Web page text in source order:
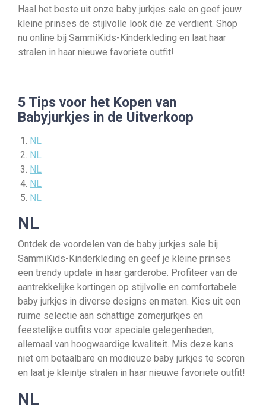
Haal het beste uit onze baby jurkjes sale en geef jouw
kleine prinses de stijlvolle look die ze verdient. Shop
nu online bij SammiKids-Kinderkleding en laat haar
stralen in haar nieuwe favoriete outfit!
5 Tips voor het Kopen van
Babyjurkjes in de Uitverkoop
NL
NL
NL
NL
NL
NL
Ontdek de voordelen van de baby jurkjes sale bij
SammiKids-Kinderkleding en geef je kleine prinses
een trendy update in haar garderobe. Profiteer van de
aantrekkelijke kortingen op stijlvolle en comfortabele
baby jurkjes in diverse designs en maten. Kies uit een
ruime selectie aan schattige zomerjurkjes en
feestelijke outfits voor speciale gelegenheden,
allemaal van hoogwaardige kwaliteit. Mis deze kans
niet om betaalbare en modieuze baby jurkjes te scoren
en laat je kleintje stralen in haar nieuwe favoriete outfit!
NL